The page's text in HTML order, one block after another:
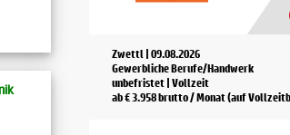
Zwettl | 09.08.2026
Gewerbliche Berufe/Handwerk
unbefristet | Vollzeit
ab € 3.958 brutto / Monat (auf